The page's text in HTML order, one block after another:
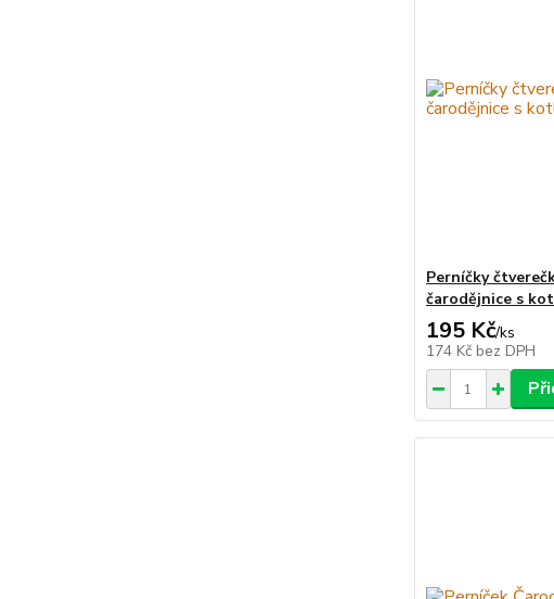
Perníčky
čarodějnice s
195 Kč/ks
174 Kč bez DPH